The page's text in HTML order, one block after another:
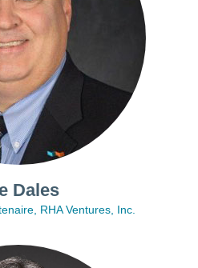
Dales
RHA Ventures, Inc.